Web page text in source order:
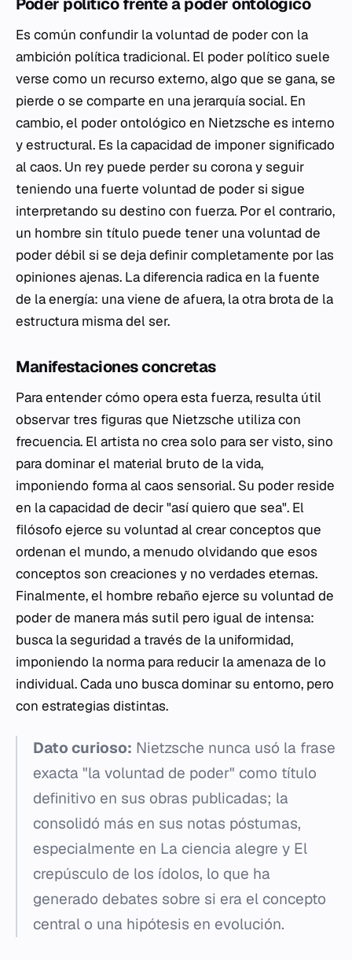
Es común confundir la voluntad de poder con la
ambición política tradicional. El poder político suele
verse como un recurso externo, algo que se gana, se
pierde o se comparte en una jerarquía social. En
cambio, el poder ontológico en Nietzsche es interno
y estructural. Es la capacidad de imponer significado
al caos. Un rey puede perder su corona y seguir
teniendo una fuerte voluntad de poder si sigue
interpretando su destino con fuerza. Por el contrario,
un hombre sin título puede tener una voluntad de
poder débil si se deja definir completamente por las
opiniones ajenas. La diferencia radica en la fuente
de la energía: una viene de afuera, la otra brota de la
estructura misma del ser.
Manifestaciones concretas
Para entender cómo opera esta fuerza, resulta útil
observar tres figuras que Nietzsche utiliza con
frecuencia. El artista no crea solo para ser visto, sino
para dominar el material bruto de la vida,
imponiendo forma al caos sensorial. Su poder reside
en la capacidad de decir "así quiero que sea". El
filósofo ejerce su voluntad al crear conceptos que
ordenan el mundo, a menudo olvidando que esos
conceptos son creaciones y no verdades eternas.
Finalmente, el hombre rebaño ejerce su voluntad de
poder de manera más sutil pero igual de intensa:
busca la seguridad a través de la uniformidad,
imponiendo la norma para reducir la amenaza de lo
individual. Cada uno busca dominar su entorno, pero
con estrategias distintas.
Dato curioso: Nietzsche nunca usó la frase
exacta "la voluntad de poder" como título
definitivo en sus obras publicadas; la
consolidó más en sus notas póstumas,
especialmente en La ciencia alegre y El
crepúsculo de los ídolos, lo que ha
generado debates sobre si era el concepto
central o una hipótesis en evolución.